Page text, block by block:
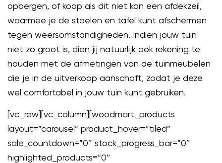
opbergen, of koop als dit niet kan een afdekzeil,
waarmee je de stoelen en tafel kunt afschermen
tegen weersomstandigheden. Indien jouw tuin
niet zo groot is, dien jij natuurlijk ook rekening te
houden met de afmetingen van de tuinmeubelen
die je in de uitverkoop aanschaft, zodat je deze
wel comfortabel in jouw tuin kunt gebruiken.
[vc_row][vc_column][woodmart_products
layout=”carousel” product_hover=”tiled”
sale_countdown=”0″ stock_progress_bar=”0″
highlighted_products=”0″